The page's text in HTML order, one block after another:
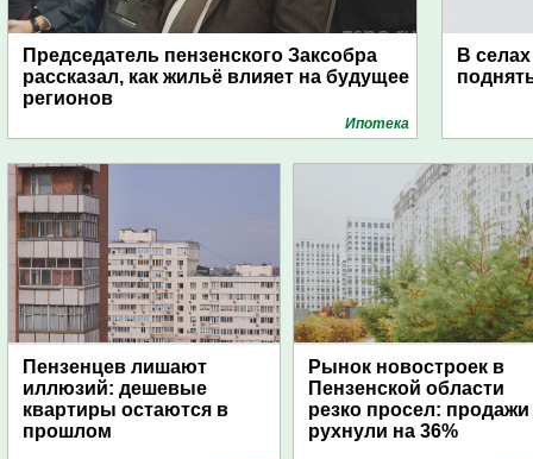
Председатель пензенского Заксобра
рассказал, как жильё влияет на будущее
регионов
Ипотека
В
Пензенцев лишают
иллюзий: дешевые
квартиры остаются в
прошлом
Рынок новостроек в
Пензенской области
резко просел: продажи
рухнули на 36%